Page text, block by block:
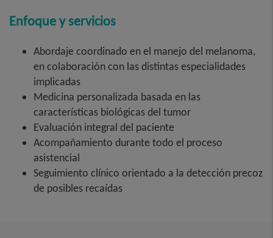
Enfoque y servicios
Abordaje coordinado en el manejo del melanoma,
en colaboración con las distintas especialidades
implicadas
Medicina personalizada basada en las
características biológicas del tumor
Evaluación integral del paciente
Acompañamiento durante todo el proceso
asistencial
Seguimiento clínico orientado a la detección precoz
de posibles recaídas